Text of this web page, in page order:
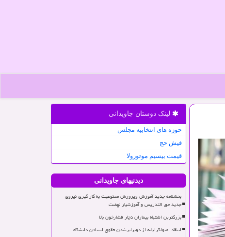
لینک دوستان جاویدانی
حوزه های انتخابیه مجلس
فیش حج
قیمت بیسیم موتورولا
دیدنیهای جاویدانی
بخشنامه جدید آموزش وپرورش ممنوعیت به کار گیری نیروی
جدید حق التدریس و آموزشیار نهضت
بزرگترین اشتباه بیماران دچار فشارخون بالا
انتقاد اصولگرایانه از دوبرابرشدن حقوق استادن دانشگاه